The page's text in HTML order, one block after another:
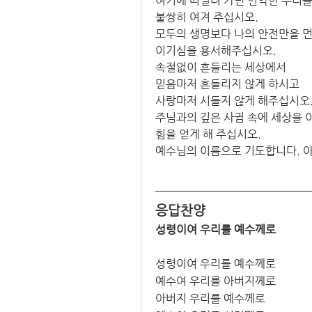
불쌍히 여겨 주십시오.
모두의 생명보다 나의 안전만을
이기심을 용서해주십시오.
속절없이 흔들리는 세상에서
믿음마저 흔들리지 않게 하시고
사랑마저 시들지 않게 해주십시오.
주님과의 깊은 사귐 속에 세상을
힘을 얻게 해 주십시오.
예수님의 이름으로 기도합니다.
응답찬양
성령이여 우리를 예수께로
성령이여 우리를 예수께로
예수여 우리를 아버지께로
아버지 우리를 예수께로